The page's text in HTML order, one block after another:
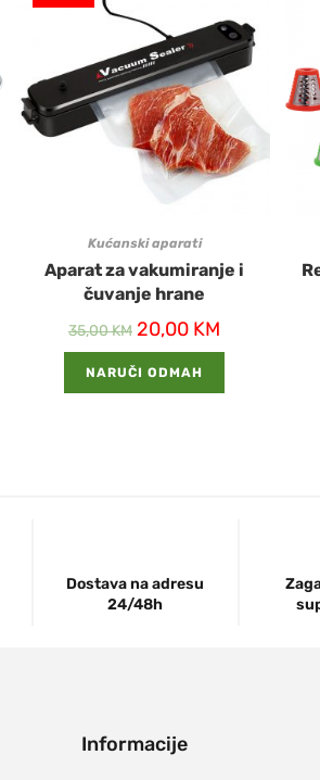
Kućanski aparati
Aparat za vakumiranje i
čuvanje hrane
35,00KM 20,00 KM
NARUČI ODMAH
Dostava na adresu
24/48h
Informacije